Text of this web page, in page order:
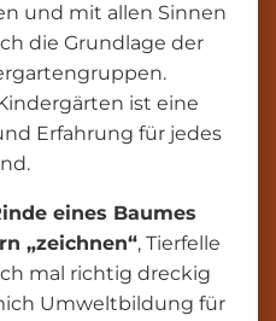
und mit allen Sinnen
die Grundlage der
ist eine
Erfahrung für jedes
eines Baumes
„zeichnen“, Tierfelle
mal richtig dreckig
Umweltbildung für